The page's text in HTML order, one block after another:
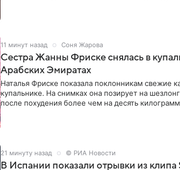
11 минут назад Соня Жарова
Сестра Жанны Фриске снялась в
Арабских Эмиратах
Наталья Фриске показала поклонникам свежие
купальнике. На снимках она позирует на
после похудения более чем на десять
21 минуту назад © РИА Новости
В Испании показали отрывки из